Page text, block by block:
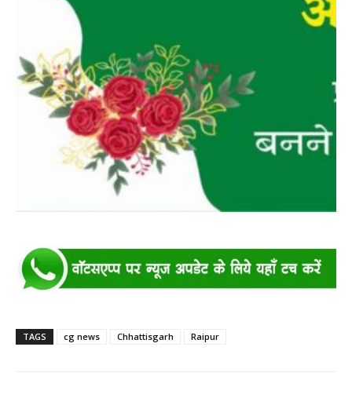
TAGS cg news Chhattisgarh Raipur